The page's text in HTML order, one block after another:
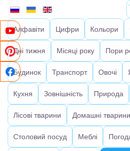
Алфавіти Цифри Кольори
Дні тижня Місяці року Пори
Будинок Транспорт Овочі
Кухня Зовнішність Природа
Лісові тварини Домашні тварини
Столовий посуд Меблі